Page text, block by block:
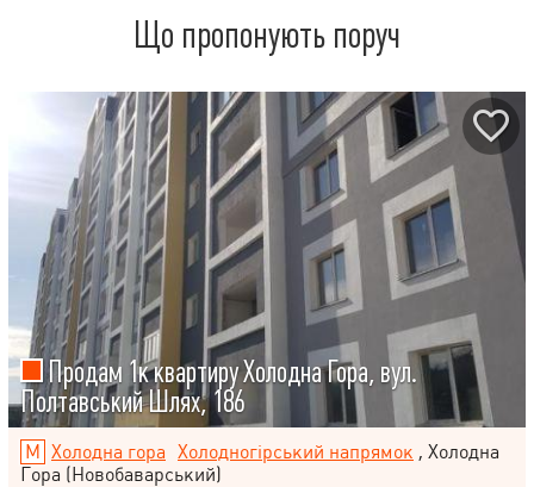
Що пропонують поруч
Продам 1к квартиру Холодна Гора, вул.
Полтавський Шлях, 186
Холодна гора Холодногірський напрямок , Холодна
Гора (Новобаварський)